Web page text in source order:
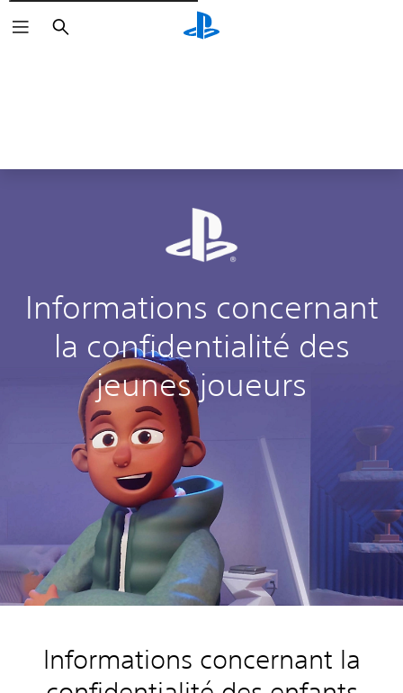
Rechercher
Informations concernant
la confidentialité des
jeunes joueurs
Informations concernant la